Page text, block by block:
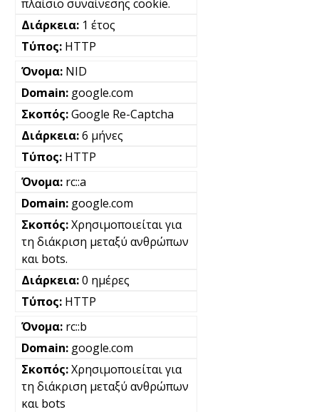
πλαίσιο συναίνεσης cookie.
1 έτος
HTTP
NID
google.com
Google Re-Captcha
6 μήνες
HTTP
rc::a
google.com
Χρησιμοποιείται για
τη διάκριση μεταξύ ανθρώπων
και bots.
0 ημέρες
HTTP
rc::b
google.com
Χρησιμοποιείται για
τη διάκριση μεταξύ ανθρώπων
και bots